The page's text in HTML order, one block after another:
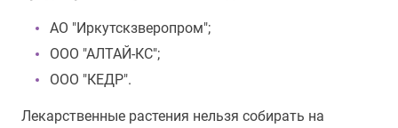
АО "Иркутскзверопром";
ООО "АЛТАЙ-КС";
ООО "КЕДР".
Лекарственные растения нельзя собирать на